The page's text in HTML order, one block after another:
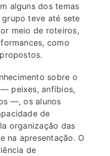
alguns dos temas
teve até sete
meio de roteiros,
como
sobre o
peixes, anfíbios,
—, os alunos
de
organização das
na apresentação. O
de